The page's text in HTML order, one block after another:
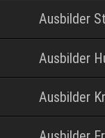
Ausbilder
Ausbilder
Ausbilder